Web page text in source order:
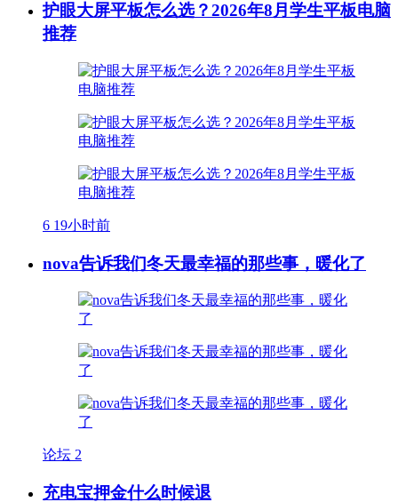
护眼大屏平板怎么选？2026年8月学生平板电脑
推荐
6 19小时前
nova告诉我们冬天最幸福的那些事，暖化了
论坛 2
充电宝押金什么时候退